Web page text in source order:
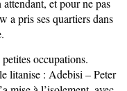
et pour ne pas
a pris ses quartiers dans
occupations.
litanise : Adebisi – Peter